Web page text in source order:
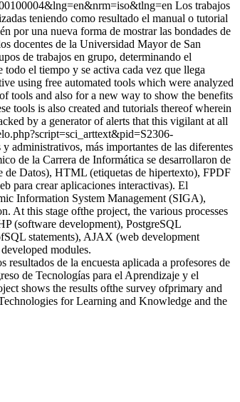
Los trabajos
teniendo como resultado el manual o tutorial
por una nueva forma de mostrar las bondades de
docentes de la Universidad Mayor de San
de trabajos en grupo, determinando el
todo el tiempo y se activa cada vez que llega
using free automated tools which were analyzed
tools and also for a new way to show the benefits
tools is also created and tutorials thereof wherein
by a generator of alerts that this vigilant at all
administrativos, más importantes de las diferentes
de la Carrera de Informática se desarrollaron de
de Datos), HTML (etiquetas de hipertexto), FPDF
para crear aplicaciones interactivas). El
Information System Management (SIGA),
At this stage ofthe project, the various processes
(software development), PostgreSQL
statements), AJAX (web development
modules.
resultados de la encuesta aplicada a profesores de
de Tecnologías para el Aprendizaje y el
shows the results ofthe survey ofprimary and
for Learning and Knowledge and the